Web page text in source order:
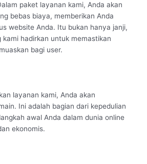
paket layanan kami, Anda akan
bebas biaya, memberikan Anda
website Anda. Itu bukan hanya janji,
hadirkan untuk memastikan
bagi user.
layanan kami, Anda akan
Ini adalah bagian dari kepedulian
awal Anda dalam dunia online
ekonomis.